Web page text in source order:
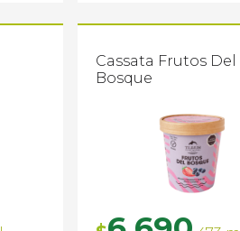
Cassata Frutos Del
Bosque